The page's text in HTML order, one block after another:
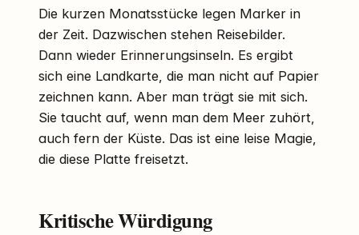
Die kurzen Monatsstücke legen Marker in
der Zeit. Dazwischen stehen Reisebilder.
Dann wieder Erinnerungsinseln. Es ergibt
sich eine Landkarte, die man nicht auf Papier
zeichnen kann. Aber man trägt sie mit sich.
Sie taucht auf, wenn man dem Meer zuhört,
auch fern der Küste. Das ist eine leise Magie,
die diese Platte freisetzt.
Kritische Würdigung